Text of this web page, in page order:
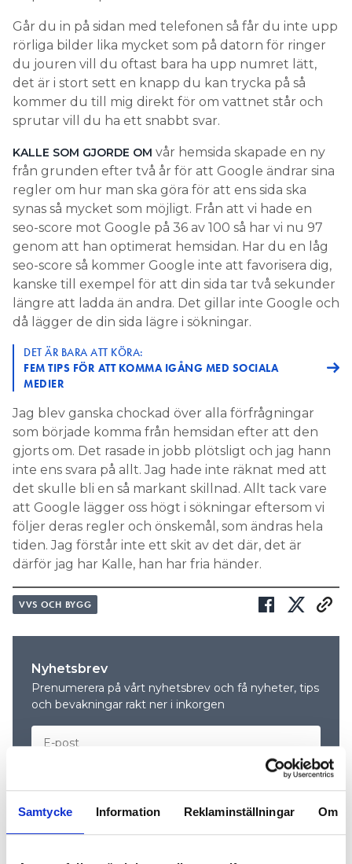
Samtycke Information Reklaminställningar Om
Går du in på sidan med telefonen så får du inte upp
rörliga bilder lika mycket som på datorn för ringer
du jouren vill du oftast bara ha upp numret lätt,
det är i stort sett en knapp du kan trycka på så
kommer du till mig direkt för om vattnet står och
sprutar vill du ha ett snabbt svar.
KALLE SOM GJORDE OM vår hemsida skapade en ny
från grunden efter två år för att Google ändrar sina
regler om hur man ska göra för att ens sida ska
synas så mycket som möjligt. Från att vi hade en
seo-score mot Google på 36 av 100 så har vi nu 97
genom att han optimerat hemsidan. Har du en låg
seo-score så kommer Google inte att favorisera dig,
kanske till exempel för att din sida tar två sekunder
längre att ladda än andra. Det gillar inte Google och
då lägger de din sida lägre i sökningar.
DET ÄR BARA ATT KÖRA:
FEM TIPS FÖR ATT KOMMA IGÅNG MED SOCIALA
MEDIER
Jag blev ganska chockad över alla förfrågningar
som började komma från hemsidan efter att den
gjorts om. Det rasade in jobb plötsligt och jag hann
inte ens svara på allt. Jag hade inte räknat med att
det skulle bli en så markant skillnad. Allt tack vare
att Google lägger oss högt i sökningar eftersom vi
följer deras regler och önskemål, som ändras hela
tiden. Jag förstår inte ett skit av det där, det är
därför jag har Kalle, han har fria händer.
VVS OCH BYGG
Nyhetsbrev
Prenumerera på vårt nyhetsbrev och få nyheter, tips
och bevakningar rakt ner i inkorgen